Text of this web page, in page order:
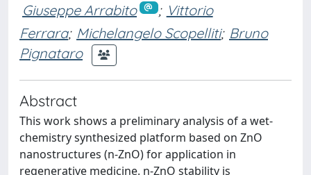
Giuseppe Arrabito ; Vittorio
Ferrara; Michelangelo Scopelliti; Bruno
Pignataro
Abstract
This work shows a preliminary analysis of a wet-
chemistry synthesized platform based on ZnO
nanostructures (n-ZnO) for application in
regenerative medicine. n-ZnO stability is